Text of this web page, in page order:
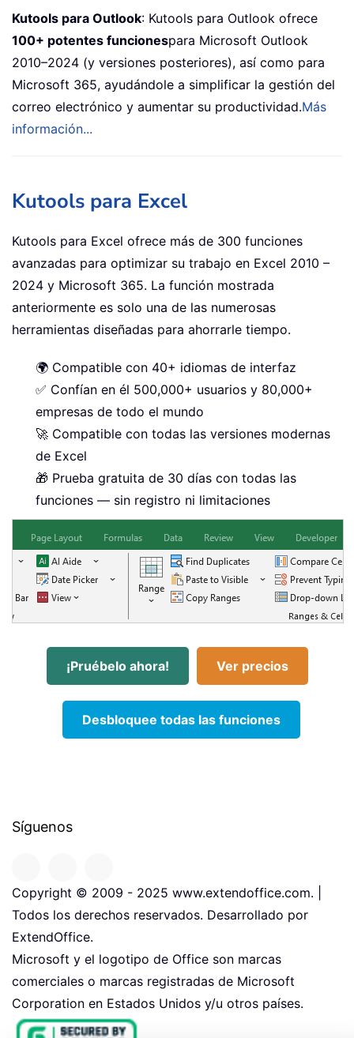
Kutools para Outlook: Kutools para Outlook ofrece
100+ potentes funcionespara Microsoft Outlook
2010–2024 (y versiones posteriores), así como para
Microsoft 365, ayudándole a simplificar la gestión del
correo electrónico y aumentar su productividad.Más
información...
Kutools para Excel
Kutools para Excel ofrece más de 300 funciones
avanzadas para optimizar su trabajo en Excel 2010 –
2024 y Microsoft 365. La función mostrada
anteriormente es solo una de las numerosas
herramientas diseñadas para ahorrarle tiempo.
🌍 Compatible con 40+ idiomas de interfaz
✅ Confían en él 500,000+ usuarios y 80,000+
empresas de todo el mundo
🚀 Compatible con todas las versiones modernas
de Excel
🎁 Prueba gratuita de 30 días con todas las
funciones — sin registro ni limitaciones
¡Pruébelo ahora! Ver precios
Desbloquee todas las funciones
Síguenos
Copyright © 2009 - 2025 www.extendoffice.com. |
Todos los derechos reservados. Desarrollado por
ExtendOffice.
Microsoft y el logotipo de Office son marcas
comerciales o marcas registradas de Microsoft
Corporation en Estados Unidos y/u otros países.